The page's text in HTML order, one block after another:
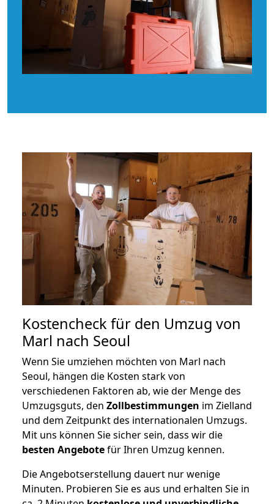
Kostencheck für den Umzug von
Marl nach Seoul
Wenn Sie umziehen möchten von Marl nach
Seoul, hängen die Kosten stark von
verschiedenen Faktoren ab, wie der Menge des
Umzugsguts, den Zollbestimmungen im Zielland
und dem Zeitpunkt des internationalen Umzugs.
Mit uns können Sie sicher sein, dass wir die
besten Angebotefür Ihren Umzug kennen.
Die Angebotserstellung dauert nur wenige
Minuten. Probieren Sie es aus und erhalten Sie in